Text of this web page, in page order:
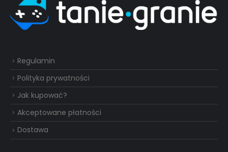
Regulamin
Polityka prywatności
Jak kupować?
Akceptowane płatności
Dostawa